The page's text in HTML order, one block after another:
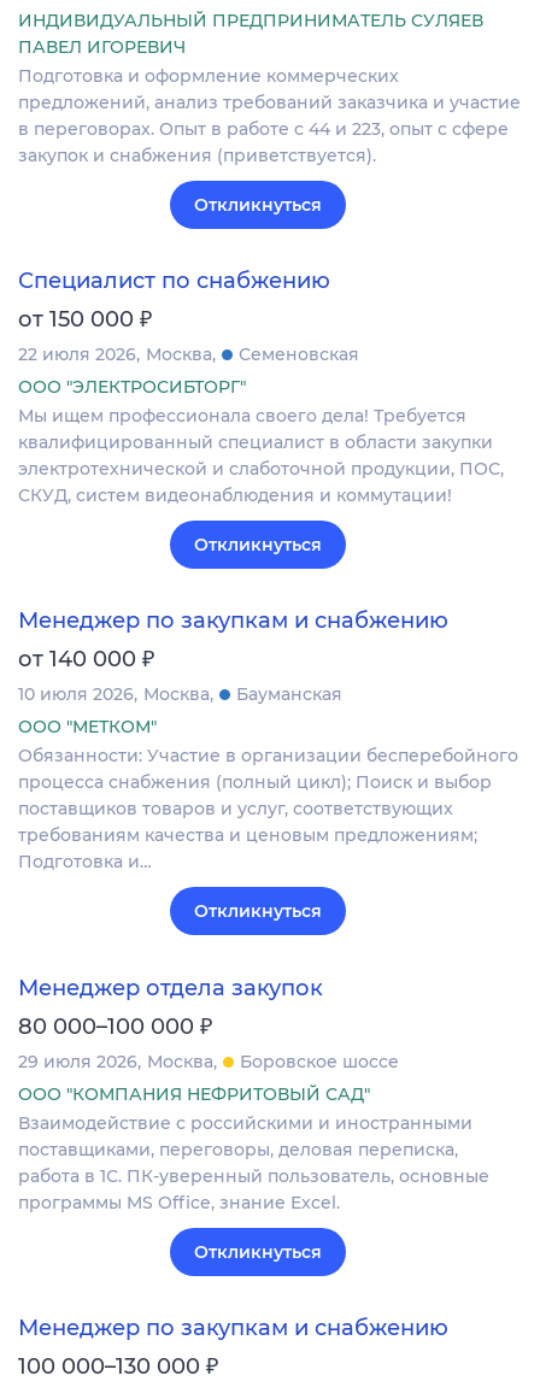
ИНДИВИДУАЛЬНЫЙ ПРЕДПРИНИМАТЕЛЬ СУЛЯЕВ
ПАВЕЛ ИГОРЕВИЧ
Подготовка и оформление коммерческих
предложений, анализ требований заказчика и участие
в переговорах. Опыт в работе с 44 и 223, опыт с сфере
закупок и снабжения (приветствуется).
Откликнуться
Специалист по снабжению
от 150 000 ₽
22 июля 2026 Москва
Семеновская
ООО "ЭЛЕКТРОСИБТОРГ"
Мы ищем профессионала своего дела! Требуется
квалифицированный специалист в области закупки
электротехнической и слаботочной продукции, ПОС,
СКУД, систем видеонаблюдения и коммутации!
Откликнуться
Менеджер по закупкам и снабжению
от 140 000 ₽
10 июля 2026 Москва
Бауманская
ООО "МЕТКОМ"
Обязанности: Участие в организации бесперебойного
процесса снабжения (полный цикл); Поиск и выбор
поставщиков товаров и услуг, соответствующих
требованиям качества и ценовым предложениям;
Подготовка и…
Откликнуться
Менеджер отдела закупок
80 000–100 000 ₽
29 июля 2026 Москва
Боровское шоссе
ООО "КОМПАНИЯ НЕФРИТОВЫЙ САД"
Взаимодействие с российскими и иностранными
поставщиками, переговоры, деловая переписка,
работа в 1С. ПК-уверенный пользователь, основные
программы MS Office, знание Excel.
Откликнуться
Менеджер по закупкам и снабжению
100 000–130 000 ₽